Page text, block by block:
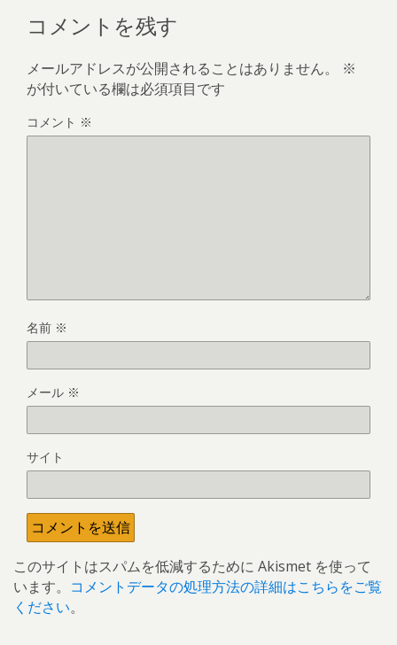
コメントを残す
メールアドレスが公開されることはありません。
※
が付いている欄は必須項目です
コメント ※
名前 ※
メール ※
サイト
このサイトはスパムを低減するために Akismet を使って
います。 コメントデータの処理方法の詳細はこちらをご覧
ください。